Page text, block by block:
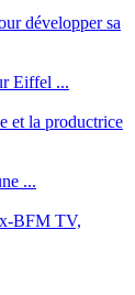
développer sa
Eiffel ...
et la productrice
...
BFM TV,